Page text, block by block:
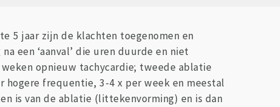
5 jaar zijn de klachten toegenomen en
een ‘aanval’ die uren duurde en niet
opnieuw tachycardie; tweede ablatie
frequentie, 3-4 x per week en meestal
is van de ablatie (littekenvorming) en is dan